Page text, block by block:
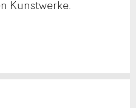
Kunstwerke.